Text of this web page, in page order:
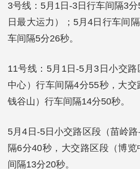
3号线：5月1日-3日行车间隔3
日最大运力）；5月4日行车间
车间隔5分26秒。
11号线：5月1日-5月3日小交
中心）行车间隔4分55秒，大
钱谷山）行车间隔14分50秒。
5月4日-5日小交路区段（苗岭
隔6分40秒，大交路区段（博
间隔13分20秒。